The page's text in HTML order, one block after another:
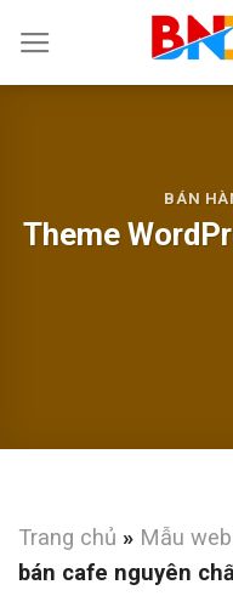
content
BÁN
Theme
Trang chủ » Mẫu
bán cafe nguyên